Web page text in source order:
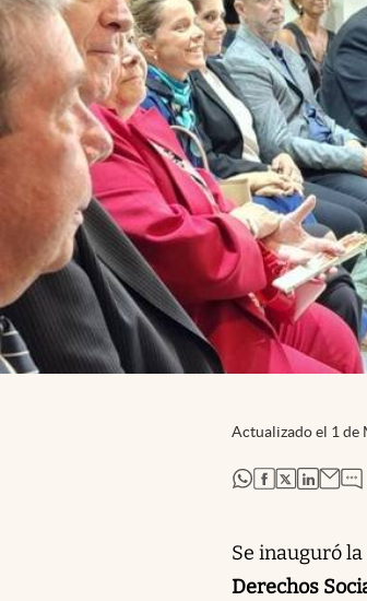
Actualizado el 1 de
abre en nueva
abre en
abre en
abre
Se inauguró
Derechos